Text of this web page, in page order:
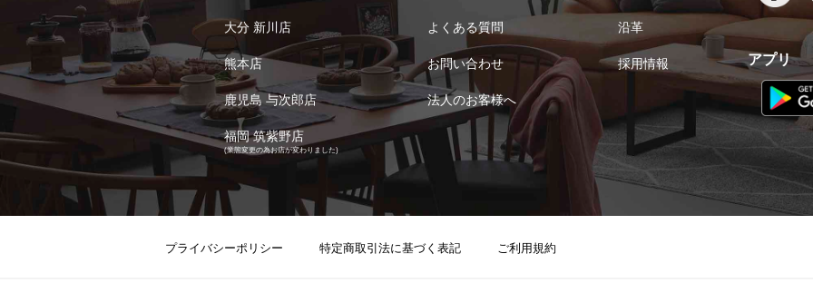
大分 新川店
熊本店
鹿児島 与次郎店
福岡 筑紫野店
(業態変更の為お店が変わりました)
よくある質問
お問い合わせ
法人のお客様へ
沿革
採用情報 アプリ
プライバシーポリシー 特定商取引法に基づく表記 ご利用規約